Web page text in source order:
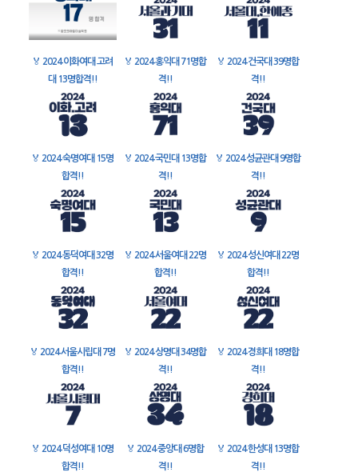
🏅 2024 이화여대 고려
대 13명합격!!
🏅 2024 홍익대 71명합
격!!
🏅 2024 건국대 39명합
격!!
🏅 2024 숙명여대 15명
합격!!
🏅 2024 국민대 13명합
격!!
🏅 2024 성균관대 9명합
격!!
🏅 2024 동덕여대 32명
합격!!
🏅 2024 서울여대 22명
합격!!
🏅 2024 성신여대 22명
합격!!
🏅 2024 서울시립대 7명
합격!!
🏅 2024 상명대 34명합
격!!
🏅 2024 경희대 18명합
격!!
🏅 2024 덕성여대 10명
합격!!
🏅 2024 중앙대 6명합
격!!
🏅 2024 한성대 13명합
격!!